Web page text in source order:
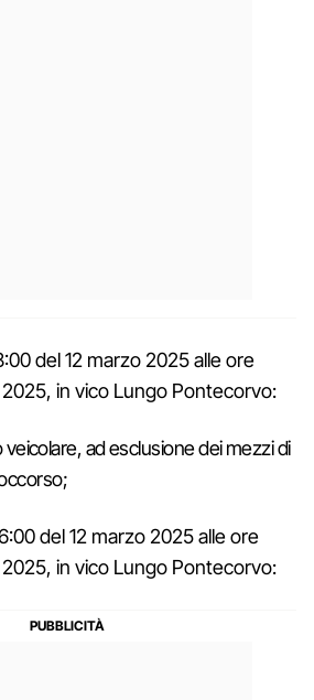
del 12 marzo 2025 alle ore
in vico Lungo Pontecorvo:
veicolare, ad esclusione dei mezzi di
del 12 marzo 2025 alle ore
in vico Lungo Pontecorvo: